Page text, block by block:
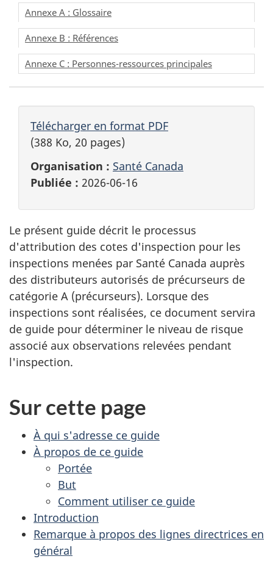
Annexe A : Glossaire
Annexe B : Références
Annexe C : Personnes-ressources principales
Télécharger en format PDF
(388 Ko, 20 pages)
Organisation : Santé Canada
Publiée : 2026-06-16
Le présent guide décrit le processus
d'attribution des cotes d'inspection pour les
inspections menées par Santé Canada auprès
des distributeurs autorisés de précurseurs de
catégorie A (précurseurs). Lorsque des
inspections sont réalisées, ce document servira
de guide pour déterminer le niveau de risque
associé aux observations relevées pendant
l'inspection.
Sur cette page
À qui s'adresse ce guide
À propos de ce guide
Portée
But
Comment utiliser ce guide
Introduction
Remarque à propos des lignes directrices en
général